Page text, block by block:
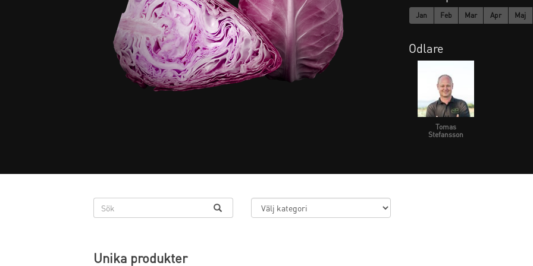
Jan Feb Mar Apr Maj
Odlare
Tomas
Stefansson
Unika produkter